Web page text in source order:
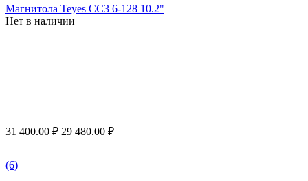
Магнитола Teyes CC3 6-128 10.2"
Нет в наличии
31 400.00 ₽ 29 480.00 ₽
(6)